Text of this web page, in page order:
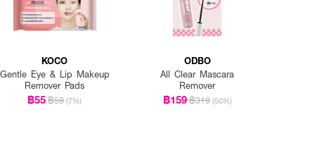
KOCO
Gentle Eye & Lip Makeup
Remover Pads
฿55฿59 (7%)
ODBO
All Clear Mascara
Remover
฿159฿319 (50%)